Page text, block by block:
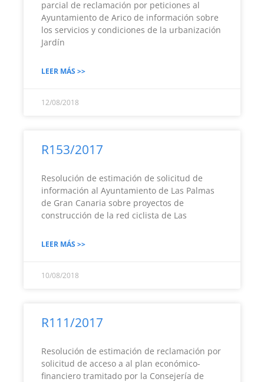
parcial de reclamación por peticiones al
Ayuntamiento de Arico de información sobre
los servicios y condiciones de la urbanización
Jardín
LEER MÁS >>
12/08/2018
R153/2017
Resolución de estimación de solicitud de
información al Ayuntamiento de Las Palmas
de Gran Canaria sobre proyectos de
construcción de la red ciclista de Las
LEER MÁS >>
10/08/2018
R111/2017
Resolución de estimación de reclamación por
solicitud de acceso a al plan económico-
financiero tramitado por la Consejería de